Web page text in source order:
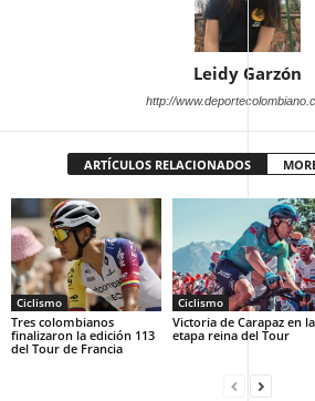
Leidy Garzón
http://
ARTÍCULOS RELACIONADOS
Ciclismo
Tres colombianos
finalizaron la edición 113
del Tour de Francia
Ciclismo
Victoria de Carapaz en la
etapa reina del Tour